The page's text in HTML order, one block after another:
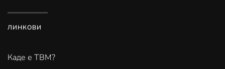
ЛИНКОВИ
Каде е ТВМ?